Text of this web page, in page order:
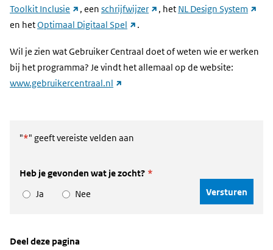
naar
Toolkit Inclusie (link
naar
website)
, een schrijfwijzer(link
website)
, het NL Design System (link
en hetOptimaal Digitaal Spel (link
andere
website)
.
Wil je zien wat Gebruiker Centraal doet of weten wie er werken
bij het programma? Je vindt het allemaal op de website:
www.gebruikercentraal.nl (link
"*" geeft vereiste velden aan
Heb je gevonden wat je zocht? *
Ja
Nee
Deel deze pagina